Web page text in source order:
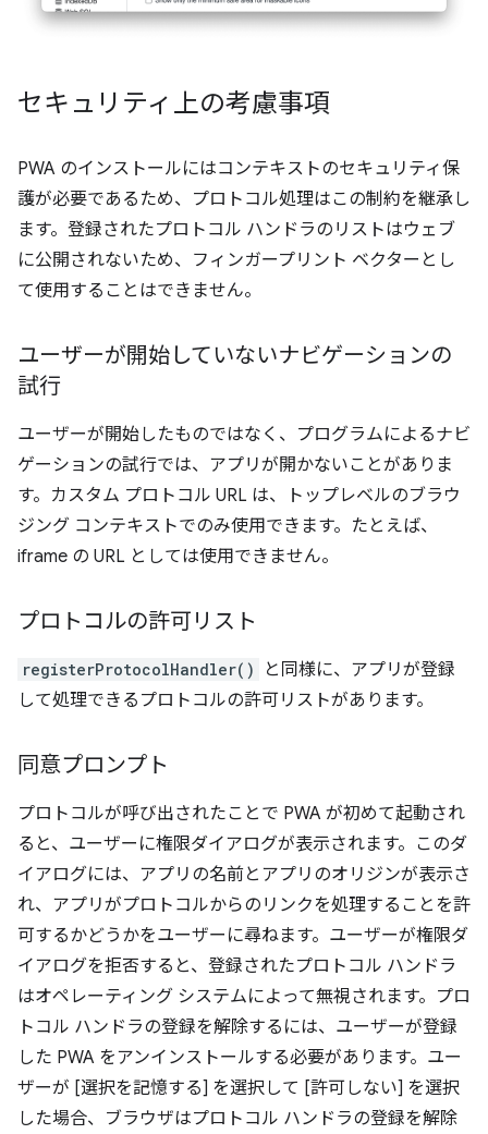
セキュリティ上の考慮事項
PWA のインストールにはコンテキストのセキュリティ保
護が必要であるため、プロトコル処理はこの制約を継承し
ます。登録されたプロトコル ハンドラのリストはウェブ
に公開されないため、フィンガープリント ベクターとし
て使用することはできません。
ユーザーが開始していないナビゲーションの
試行
ユーザーが開始したものではなく、プログラムによるナビ
ゲーションの試行では、アプリが開かないことがありま
す。カスタム プロトコル URL は、トップレベルのブラウ
ジング コンテキストでのみ使用できます。たとえば、
iframe の URL としては使用できません。
プロトコルの許可リスト
registerProtocolHandler()
と同様に、アプリが登録
して処理できるプロトコルの許可リストがあります。
同意プロンプト
プロトコルが呼び出されたことで PWA が初めて起動され
ると、ユーザーに権限ダイアログが表示されます。このダ
イアログには、アプリの名前とアプリのオリジンが表示さ
れ、アプリがプロトコルからのリンクを処理することを許
可するかどうかをユーザーに尋ねます。ユーザーが権限ダ
イアログを拒否すると、登録されたプロトコル ハンドラ
はオペレーティング システムによって無視されます。プロ
トコル ハンドラの登録を解除するには、ユーザーが登録
した PWA をアンインストールする必要があります。ユー
ザーが [選択を記憶する] を選択して [許可しない] を選択
した場合、ブラウザはプロトコル ハンドラの登録を解除